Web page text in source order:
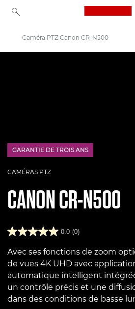
Caméra PTZ Canon CR-N500
GARANTIE DE TROIS ANS
£100 Bargeld zurück
CAMÉRAS PTZ
CANONCR-N500
0.0 (0)
Avec ses fonctions de zoom
de vues 4K UHD avec
automatique intelligent
un contrôle précis et une
dans des conditions de basse